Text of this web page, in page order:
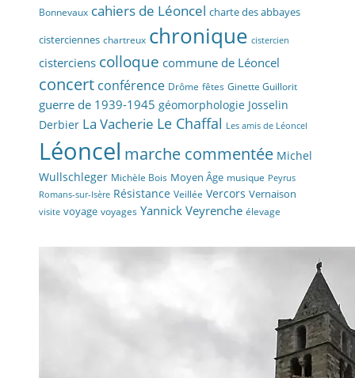
Bonnevaux cahiers de Léoncel charte des abbayes
cisterciennes chartreux chronique cistercien
cisterciens colloque commune de Léoncel
concert conférence Drôme fêtes Ginette Guillorit
guerre de 1939-1945 géomorphologie Josselin
Derbier La Vacherie Le Chaffal Les amis de Léoncel
Léoncel marche commentée Michel
Wullschleger Michèle Bois Moyen Âge musique Peyrus
Romans-sur-Isère Résistance Veillée Vercors Vernaison
visite voyage voyages Yannick Veyrenche élevage